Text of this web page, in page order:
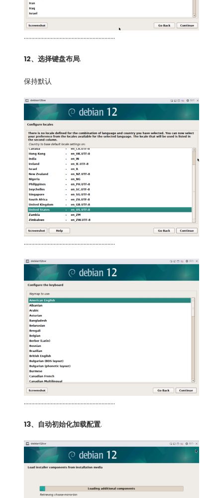
…………………………………………………….
12、选择键盘布局.
保持默认
…………………………………………………….
…………………………………………………….
13、自动初始化加载配置.